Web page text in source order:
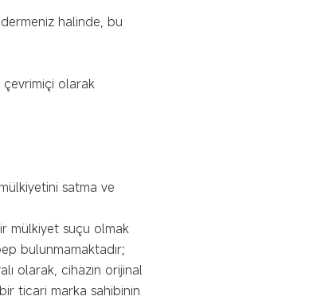
halinde, bu
çevrimiçi olarak
satma ve
mülkiyet suçu olmak
bulunmamaktadır;
olarak, cihazın orijinal
ticari marka sahibinin